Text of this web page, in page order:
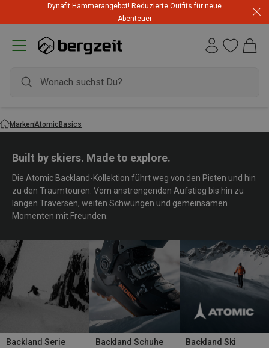
Dynafit Hammerangebot! Reduzierte Outfits für neue
Abenteuer
MarkenAtomicBasics
Built by skiers. Made to explore.
Die Atomic Backland-Kollektion führt weg von den Pisten und hin
zu den Traumtouren. Vom anstrengenden Aufstieg bis hin zu
langen Traversen, weiten Schwüngen und gemeinsamen
Momenten mit Freunden.
Backland Serie Backland Schuhe Backland Ski